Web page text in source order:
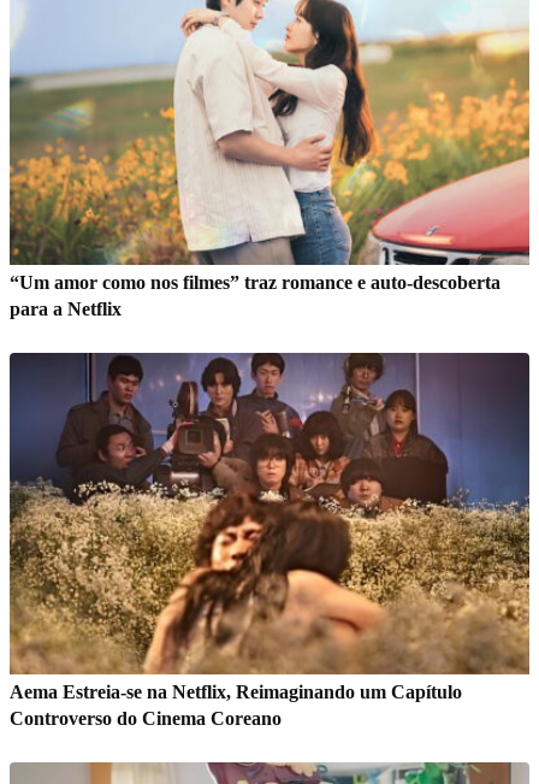
“Um amor como nos filmes” traz romance e auto-descoberta
para a Netflix
Aema Estreia-se na Netflix, Reimaginando um Capítulo
Controverso do Cinema Coreano